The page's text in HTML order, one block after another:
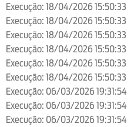
Execução: 18/04/2026 15:50:33
Execução: 18/04/2026 15:50:33
Execução: 18/04/2026 15:50:33
Execução: 18/04/2026 15:50:33
Execução: 18/04/2026 15:50:33
Execução: 18/04/2026 15:50:33
Execução: 06/03/2026 19:31:54
Execução: 06/03/2026 19:31:54
Execução: 06/03/2026 19:31:54